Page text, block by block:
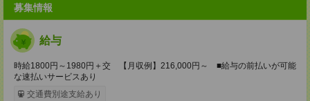
募集情報
給与
時給1800円～1980円＋交 【月収例】216,000円～ ■給与の前払いが可能
な速払いサービスあり
交通費別途支給あり